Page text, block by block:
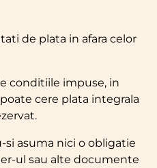
de plata in afara celor
conditiile impuse, in
cere plata integrala
si asuma nici o obligatie
ul sau alte documente